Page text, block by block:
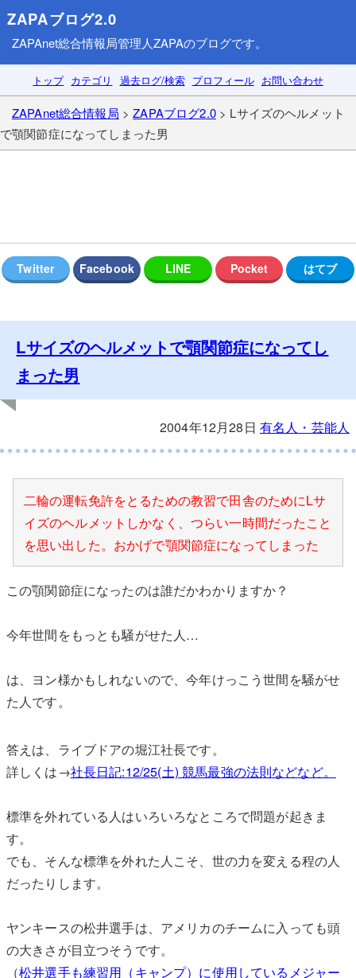
ZAPAブログ2.0
ZAPAnet総合情報局管理人ZAPAのブログです。
トップ カテゴリ 過去ログ/検索 プロフィール お問い合わせ
ZAPAnet総合情報局 >ZAPAブログ2.0> Lサイズのヘルメット
で顎関節症になってしまった男
Lサイズのヘルメットで顎関節症になってし
まった男
2004年12月28日 有名人・芸能人
二輪の運転免許をとるための教習で田舎のためにLサ
イズのヘルメットしかなく、つらい一時間だったこと
を思い出した。おかげで顎関節症になってしまった
この顎関節症になったのは誰だかわかりますか？
今年世間をもっとも騒がせた人…
は、ヨン様かもしれないので、今年けっこう世間を騒がせ
た人です。
答えは、ライブドアの堀江社長です。
詳しくは→社長日記:12/25(土) 競馬最強の法則などなど。
標準を外れている人はいろいろなところで問題が起きま
す。
でも、そんな標準を外れた人こそ、世の力を変える程の人
だったりします。
ヤンキースの松井選手は、アメリカのチームに入っても頭
の大きさが目立つそうです。
（松井選手も練習用（キャンプ）に使用しているメジャー